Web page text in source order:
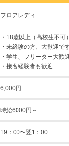
フロアレディ
・18歳以上（高校生不可）
・未経験の方、大歓迎で
・学生、フリーター大歓
・接客経験者も歓迎
6,000円
時給6000円～
19：00〜翌1：00